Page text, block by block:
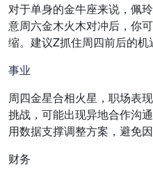
对于单身的金牛座来说，佩
意周六金木火木对冲后，你
缩。建议Z抓住周四前后的
事业
周四金星合相火星，职场表
挑战，可能出现异地合作沟
用数据支撑调整方案，避免
财务